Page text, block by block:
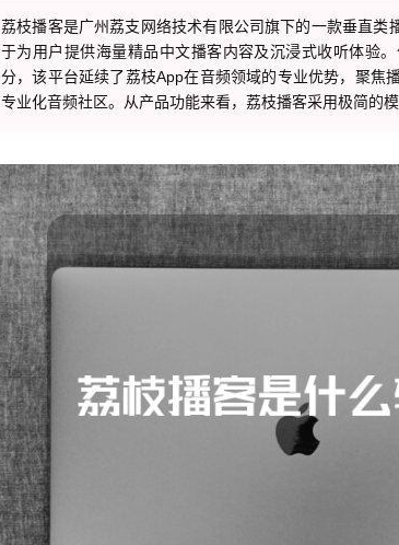
荔枝播客是广州荔支网络技术有限公司旗下的一款垂直类
于为用户提供海量精品中文播客内容及沉浸式收听体验
分，该平台延续了荔枝App在音频领域的专业优势，聚焦
专业化音频社区。从产品功能来看，荔枝播客采用极简的模